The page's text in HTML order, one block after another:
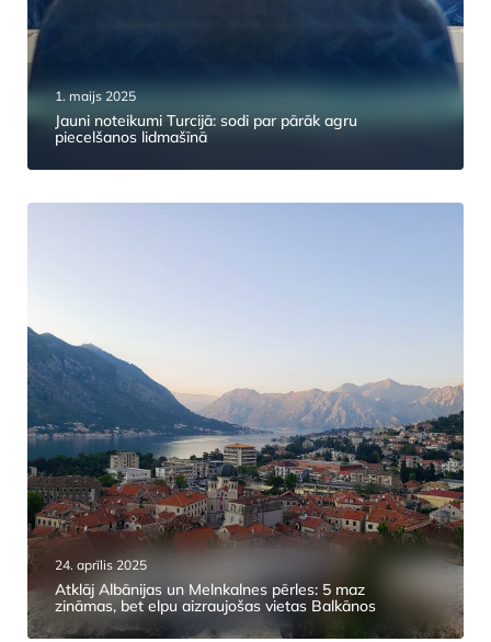
1. maijs 2025
Jauni noteikumi Turcijā: sodi par pārāk agru
piecelšanos lidmašīnā
24. aprīlis 2025
Atklāj Albānijas un Melnkalnes pērles: 5 maz
zināmas, bet elpu aizraujošas vietas Balkānos